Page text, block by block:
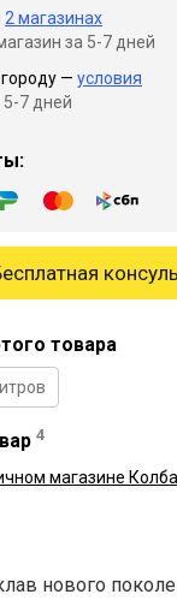
2 магазинах
за 5-7 дней
— условия
7 дней
товара
4
нового